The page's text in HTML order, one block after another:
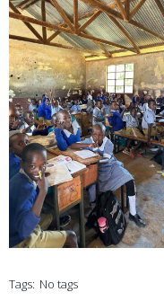
Tags: No tags